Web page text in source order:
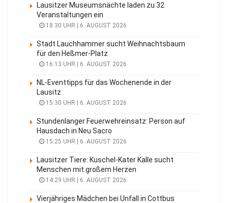
Lausitzer Museumsnächte laden zu 32
Veranstaltungen ein
18:30 UHR | 6. AUGUST 2026
Stadt Lauchhammer sucht Weihnachtsbaum
für den Heßmer-Platz
16:13 UHR | 6. AUGUST 2026
NL-Eventtipps für das Wochenende in der
Lausitz
15:30 UHR | 6. AUGUST 2026
Stundenlanger Feuerwehreinsatz: Person auf
Hausdach in Neu Sacro
15:25 UHR | 6. AUGUST 2026
Lausitzer Tiere: Kuschel-Kater Kalle sucht
Menschen mit großem Herzen
14:29 UHR | 6. AUGUST 2026
Vierjähriges Mädchen bei Unfall in Cottbus